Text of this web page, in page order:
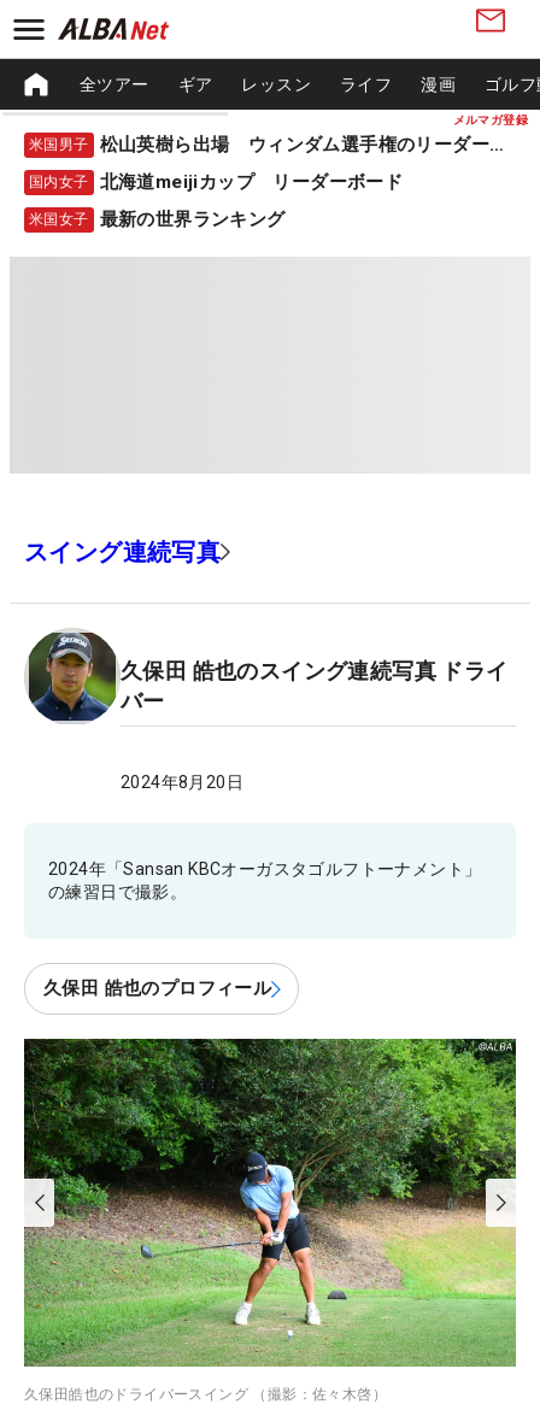
メルマガ登録
全ツアー ギア レッスン ライフ 漫画 ゴル
米国男子 松山英樹ら出場 ウィンダム選手権のリーダーボード
国内女子 北海道meijiカップ リーダーボード
米国女子 最新の世界ランキング
スイング連続写真
久保田 皓也のスイング連続写真 ドライ
バー
2024年8月20日
2024年「Sansan KBCオーガスタゴルフトーナメント」
の練習日で撮影。
久保田 皓也のプロフィール
久保田皓也のドライバースイング （撮影：佐々木啓）